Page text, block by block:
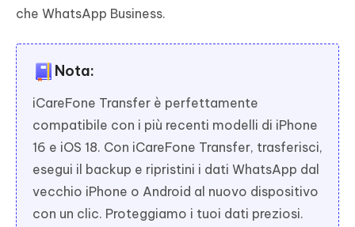
che WhatsApp Business.
Nota:
iCareFone Transfer è perfettamente
compatibile con i più recenti modelli di iPhone
16 e iOS 18. Con iCareFone Transfer, trasferisci,
esegui il backup e ripristini i dati WhatsApp dal
vecchio iPhone o Android al nuovo dispositivo
con un clic. Proteggiamo i tuoi dati preziosi.